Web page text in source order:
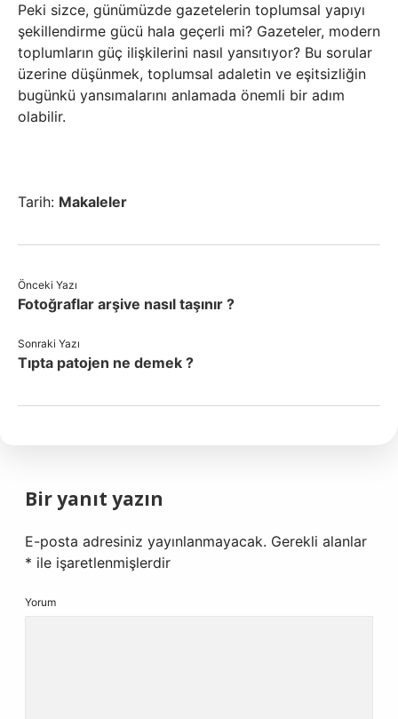
Peki sizce, günümüzde gazetelerin toplumsal yapıyı
şekillendirme gücü hala geçerli mi? Gazeteler, modern
toplumların güç ilişkilerini nasıl yansıtıyor? Bu sorular
üzerine düşünmek, toplumsal adaletin ve eşitsizliğin
bugünkü yansımalarını anlamada önemli bir adım
olabilir.
Tarih: Makaleler
Önceki Yazı
Fotoğraflar arşive nasıl taşınır ?
Sonraki Yazı
Tıpta patojen ne demek ?
Bir yanıt yazın
E-posta adresiniz yayınlanmayacak. Gerekli alanlar
* ile işaretlenmişlerdir
Yorum